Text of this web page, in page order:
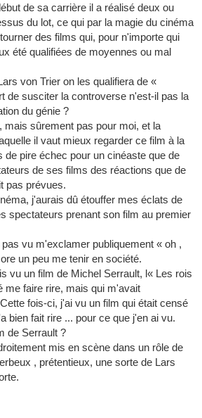
de sa carrière il a réalisé deux ou
du lot, ce qui par la magie du cinéma
des films qui, pour n'importe qui
été qualifiées de moyennes ou mal
von Trier on les qualifiera de «
de susciter la controverse n'est-il pas la
du génie ?
mais sûrement pas pour moi, et la
il vaut mieux regarder ce film à la
de pire échec pour un cinéaste que de
de ses films des réactions que de
pas prévues.
j'aurais dû étouffer mes éclats de
spectateurs prenant son film au premier
vu m'exclamer publiquement « oh ,
un peu me tenir en société.
vu un film de Michel Serrault, l« Les rois
me faire rire, mais qui m'avait
fois-ci, j'ai vu un film qui était censé
bien fait rire ... pour ce que j'en ai vu.
de Serrault ?
mis en scène dans un rôle de
, prétentieux, une sorte de Lars